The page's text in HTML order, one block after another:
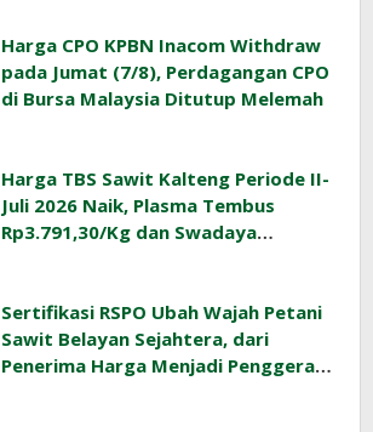
Harga CPO KPBN Inacom Withdraw
pada Jumat (7/8), Perdagangan CPO
di Bursa Malaysia Ditutup Melemah
Harga TBS Sawit Kalteng Periode II-
Juli 2026 Naik, Plasma Tembus
Rp3.791,30/Kg dan Swadaya
Sertifikasi RSPO Ubah Wajah Petani
Sawit Belayan Sejahtera, dari
Penerima Harga Menjadi Penggerak